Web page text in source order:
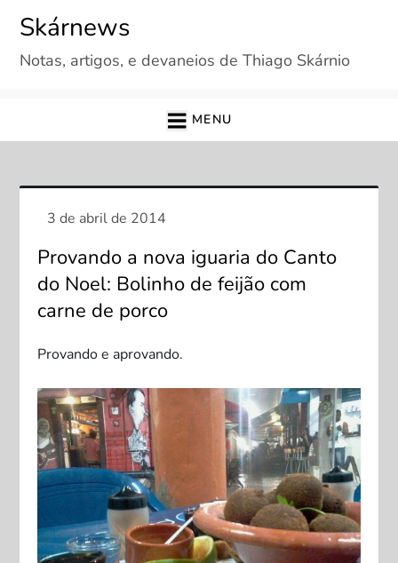
content
Skárnews
Notas, artigos, e devaneios de Thiago Skárnio
MENU
Provando a nova iguaria do Canto
do Noel: Bolinho de feijão com
carne de porco
Provando e aprovando.